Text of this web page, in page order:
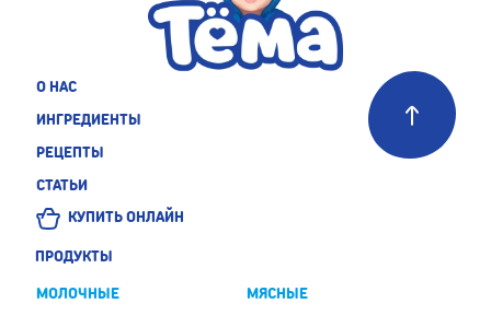
О НАС
ИНГРЕДИЕНТЫ
РЕЦЕПТЫ
СТАТЬИ
КУПИТЬ ОНЛАЙН
ПРОДУКТЫ
МОЛОЧНЫЕ
МЯСНЫЕ